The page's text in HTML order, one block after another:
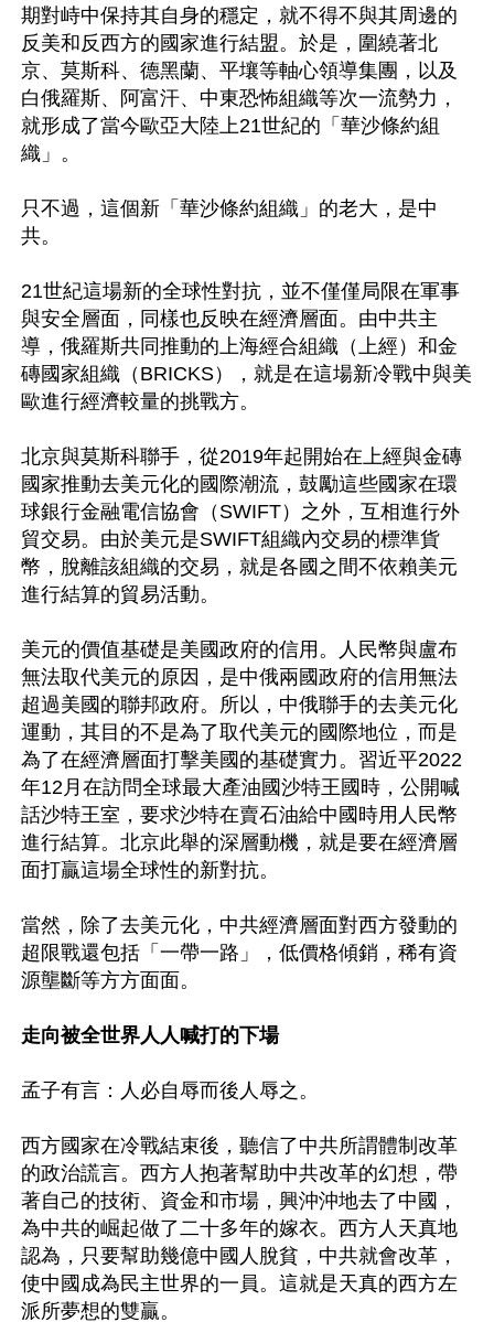
期對峙中保持其自身的穩定，就不得不與其周邊的
反美和反西方的國家進行結盟。於是，圍繞著北
京、莫斯科、德黑蘭、平壤等軸心領導集團，以及
白俄羅斯、阿富汗、中東恐怖組織等次一流勢力，
就形成了當今歐亞大陸上21世紀的「華沙條約組
織」。
只不過，這個新「華沙條約組織」的老大，是中
共。
21世紀這場新的全球性對抗，並不僅僅局限在軍事
與安全層面，同樣也反映在經濟層面。由中共主
導，俄羅斯共同推動的上海經合組織（上經）和金
磚國家組織（BRICKS），就是在這場新冷戰中與美
歐進行經濟較量的挑戰方。
北京與莫斯科聯手，從2019年起開始在上經與金磚
國家推動去美元化的國際潮流，鼓勵這些國家在環
球銀行金融電信協會（SWIFT）之外，互相進行外
貿交易。由於美元是SWIFT組織內交易的標準貨
幣，脫離該組織的交易，就是各國之間不依賴美元
進行結算的貿易活動。
美元的價值基礎是美國政府的信用。人民幣與盧布
無法取代美元的原因，是中俄兩國政府的信用無法
超過美國的聯邦政府。所以，中俄聯手的去美元化
運動，其目的不是為了取代美元的國際地位，而是
為了在經濟層面打擊美國的基礎實力。習近平2022
年12月在訪問全球最大產油國沙特王國時，公開喊
話沙特王室，要求沙特在賣石油給中國時用人民幣
進行結算。北京此舉的深層動機，就是要在經濟層
面打贏這場全球性的新對抗。
當然，除了去美元化，中共經濟層面對西方發動的
超限戰還包括「一帶一路」，低價格傾銷，稀有資
源壟斷等方方面面。
走向被全世界人人喊打的下場
孟子有言：人必自辱而後人辱之。
西方國家在冷戰結束後，聽信了中共所謂體制改革
的政治謊言。西方人抱著幫助中共改革的幻想，帶
著自己的技術、資金和市場，興沖沖地去了中國，
為中共的崛起做了二十多年的嫁衣。西方人天真地
認為，只要幫助幾億中國人脫貧，中共就會改革，
使中國成為民主世界的一員。這就是天真的西方左
派所夢想的雙贏。